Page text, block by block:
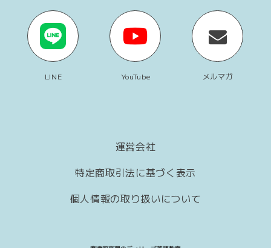
LINE YouTube メルマガ
運営会社
特定商取引法に基づく表示
個人情報の取り扱いについて